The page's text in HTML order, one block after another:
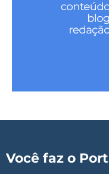
Você faz o